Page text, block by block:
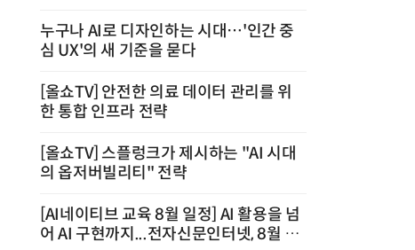
누구나 AI로 디자인하는 시대…'인간 중
심 UX'의 새 기준을 묻다
[올쇼TV] 안전한 의료 데이터 관리를 위
한 통합 인프라 전략
[올쇼TV] 스플렁크가 제시하는 "AI 시대
의 옵저버빌리티" 전략
[AI네이티브 교육 8월 일정] AI 활용을 넘
어 AI 구현까지...전자신문인터넷, 8월 실